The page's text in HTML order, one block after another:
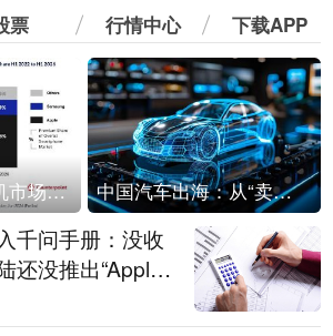
票 行情中心 下载APP
苹果拿下高端手机市场65%的份额：iPhone 17系列功不可没 中国汽车出海：从“卖出去”到“走进去”
千问手册：没收
还没推出“Apple